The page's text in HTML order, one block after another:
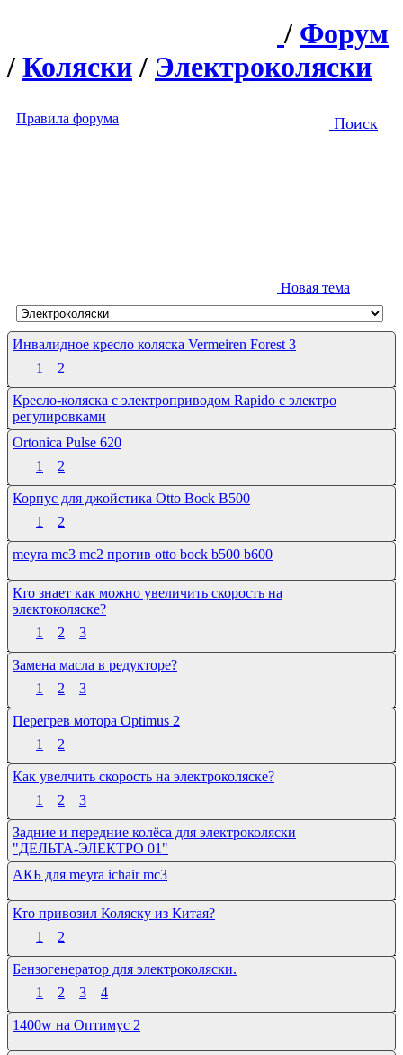
/ Форум
/ Коляски / Электроколяски
Правила форума Поиск
Новая тема
Инвалидное кресло коляска Vermeiren Forest 3
1
2
Кресло-коляска с электроприводом Rapido с электро
регулировками
Ortonica Pulse 620
1
2
Корпус для джойстика Otto Bock B500
1
2
meyra mc3 mc2 против otto bock b500 b600
Кто знает как можно увеличить скорость на
электоколяске?
1
2 3
Замена масла в редукторе?
1
2 3
Перегрев мотора Optimus 2
1
2
Как увелчить скорость на электроколяске?
1
2 3
Задние и передние колёса для электроколяски
"ДЕЛЬТА-ЭЛЕКТРО 01"
АКБ для meyra ichair mc3
Кто привозил Коляску из Китая?
1
2
Бензогенератор для электроколяски.
1
2 3 4
1400w на Оптимус 2